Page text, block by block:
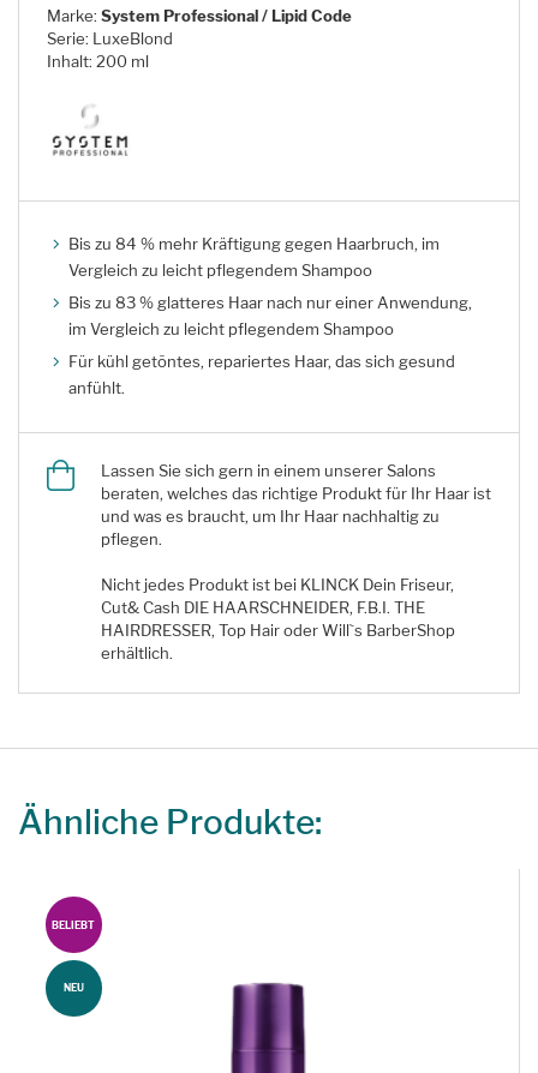
Marke: System Professional / Lipid Code
Serie: LuxeBlond
Inhalt: 200 ml
Bis zu 84 % mehr Kräftigung gegen Haarbruch, im
Vergleich zu leicht pflegendem Shampoo
Bis zu 83 % glatteres Haar nach nur einer Anwendung,
im Vergleich zu leicht pflegendem Shampoo
Für kühl getöntes, repariertes Haar, das sich gesund
anfühlt.
Lassen Sie sich gern in einem unserer Salons
beraten, welches das richtige Produkt für Ihr Haar ist
und was es braucht, um Ihr Haar nachhaltig zu
pflegen.
Nicht jedes Produkt ist bei KLINCK Dein Friseur,
Cut& Cash DIE HAARSCHNEIDER, F.B.I. THE
HAIRDRESSER, Top Hair oder Will`s BarberShop
erhältlich.
Ähnliche Produkte:
BELIEBT
NEU